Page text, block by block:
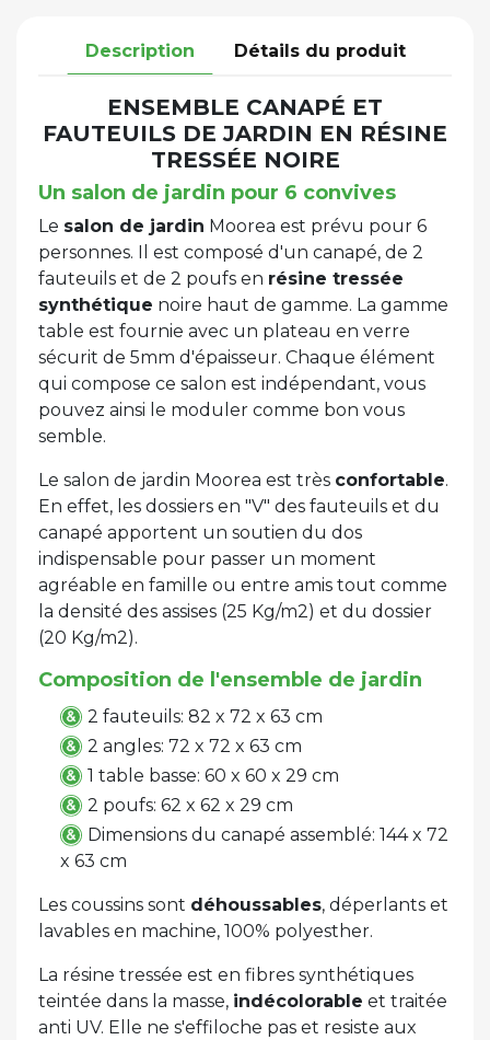
Description Détails du produit
ENSEMBLE CANAPÉ ET
FAUTEUILS DE JARDIN EN RÉSINE
TRESSÉE NOIRE
Un salon de jardin pour 6 convives
Le salon de jardin Moorea est prévu pour 6
personnes. Il est composé d'un canapé, de 2
fauteuils et de 2 poufs en résine tressée
synthétique noire haut de gamme. La gamme
table est fournie avec un plateau en verre
sécurit de 5mm d'épaisseur. Chaque élément
qui compose ce salon est indépendant, vous
pouvez ainsi le moduler comme bon vous
semble.
Le salon de jardin Moorea est très confortable.
En effet, les dossiers en "V" des fauteuils et du
canapé apportent un soutien du dos
indispensable pour passer un moment
agréable en famille ou entre amis tout comme
la densité des assises (25 Kg/m2) et du dossier
(20 Kg/m2).
Composition de l'ensemble de jardin
2 fauteuils: 82 x 72 x 63 cm
2 angles: 72 x 72 x 63 cm
1 table basse: 60 x 60 x 29 cm
2 poufs: 62 x 62 x 29 cm
Dimensions du canapé assemblé: 144 x 72
x 63 cm
Les coussins sont déhoussables, déperlants et
lavables en machine, 100% polyesther.
La résine tressée est en fibres synthétiques
teintée dans la masse, indécolorable et traitée
anti UV. Elle ne s'effiloche pas et resiste aux